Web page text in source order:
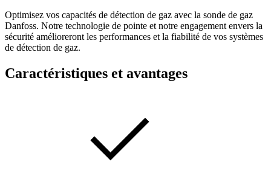
Optimisez vos capacités de détection de gaz avec la sonde de gaz
Danfoss. Notre technologie de pointe et notre engagement envers la
sécurité amélioreront les performances et la fiabilité de vos systèmes
de détection de gaz.
Caractéristiques et avantages